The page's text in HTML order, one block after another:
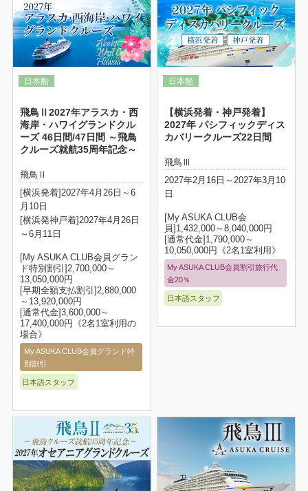
飛鳥Ⅱ2027年アラスカ・西
海岸・ハワイグランドクル
ーズ 46日間/47日間 ～飛鳥
クルーズ就航35周年記念～
飛鳥Ⅱ
[横浜発着]2027年4月26日～6
月10日
[横浜発神戸着]2027年4月26日
～6月11日
[My ASUKA CLUB会員グラン
ド特別割引]2,700,000～
13,050,000円
[早期全額支払割引]2,880,000
～13,920,000円
[通常代金]3,600,000～
17,400,000円《2名1室利用の
場合》
My ASUKA CLUB会員グランド特
別割引
日本語スタッフ
【横浜発着・神戸発着】
2027年 パシフィックディス
カバリークルーズ22日間
飛鳥Ⅲ
2027年2月16日～2027年3月10
日
[My ASUKA CLUB会
員]1,432,000～8,040,000円
[通常代金]1,790,000～
10,050,000円《2名1室利用》
My ASUKA CLUB会員割引旅行代
金20％
日本語スタッフ
詳細はこちら